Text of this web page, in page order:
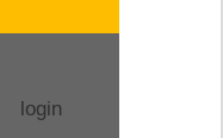
login